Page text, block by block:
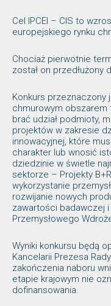
Cel IPCEI – CIS to
europejskiego rynku
Chociaż pierwotnie
został on przedłużony
Konkurs przeznaczony
chmurowym obszarem
brać udział podmioty,
projektów w zakresie
innowacyjnej, które
charakter lub wnosić
dziedzinie w świetle
sektorze – Projekty
wykorzystanie
rozwijanie nowych
zawartości badawczej
Przemysłowego
Wyniki konkursu będą
Kancelarii Prezesa
zakończenia naboru
etapie krajowym nie
dofinansowania.